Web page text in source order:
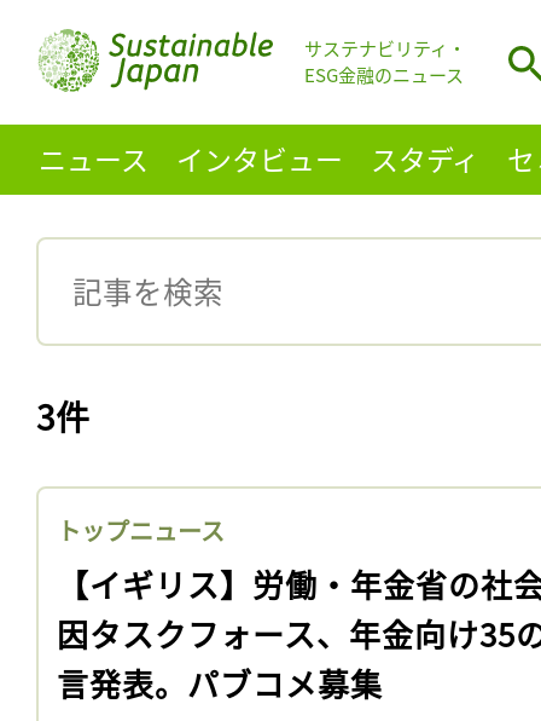
サステナビリティ・
ESG金融のニュース
ニュース インタビュー スタディ
3件
トップニュース
【イギリス】労働・年金省の社
因タスクフォース、年金向け35
言発表。パブコメ募集